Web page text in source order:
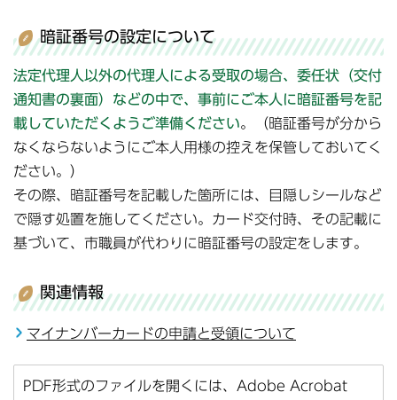
暗証番号の設定について
法定代理人以外の代理人による受取の場合、委任状（交付
通知書の裏面）などの中で、事前にご本人に暗証番号を記
載していただくようご準備ください。（暗証番号が分から
なくならないようにご本人用様の控えを保管しておいてく
ださい。）
その際、暗証番号を記載した箇所には、目隠しシールなど
で隠す処置を施してください。カード交付時、その記載に
基づいて、市職員が代わりに暗証番号の設定をします。
関連情報
マイナンバーカードの申請と受領について
PDF形式のファイルを開くには、Adobe Acrobat